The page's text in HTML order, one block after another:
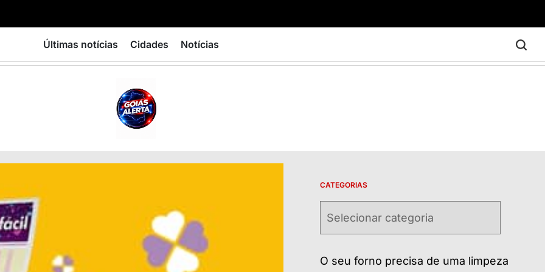
Últimas notícias Cidades Notícias
CATEGORIAS
O seu forno precisa de uma limpeza